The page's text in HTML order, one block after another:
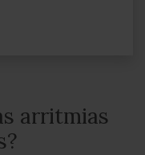
arritmias